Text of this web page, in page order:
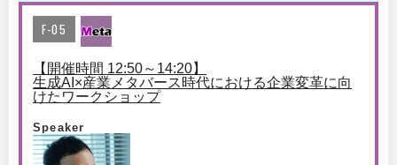
F-05
【開催時間 12:50～14:20】
生成AI×産業メタバース時代における企業変革に向
けたワークショップ
Speaker